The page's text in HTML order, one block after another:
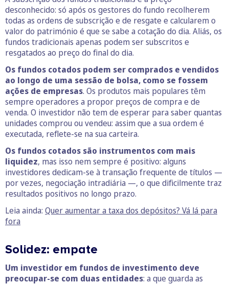
desconhecido: só após os gestores do fundo recolherem
todas as ordens de subscrição e de resgate e calcularem o
valor do património é que se sabe a cotação do dia. Aliás, os
fundos tradicionais apenas podem ser subscritos e
resgatados ao preço do final do dia.
Os fundos cotados podem ser comprados e vendidos
ao longo de uma sessão de bolsa, como se fossem
ações de empresas. Os produtos mais populares têm
sempre operadores a propor preços de compra e de
venda. O investidor não tem de esperar para saber quantas
unidades comprou ou vendeu: assim que a sua ordem é
executada, reflete-se na sua carteira.
Os fundos cotados são instrumentos com mais
liquidez, mas isso nem sempre é positivo: alguns
investidores dedicam-se à transação frequente de títulos —
por vezes, negociação intradiária —, o que dificilmente traz
resultados positivos no longo prazo.
Leia ainda: Quer aumentar a taxa dos depósitos? Vá lá para
fora
Solidez: empate
Um investidor em fundos de investimento deve
preocupar-se com duas entidades: a que guarda as